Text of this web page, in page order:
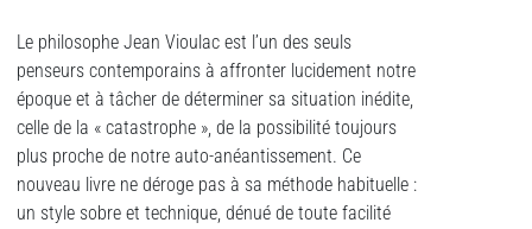
Le philosophe Jean Vioulac est l’un des seuls
penseurs contemporains à affronter lucidement notre
époque et à tâcher de déterminer sa situation inédite,
celle de la « catastrophe », de la possibilité toujours
plus proche de notre auto-anéantissement. Ce
nouveau livre ne déroge pas à sa méthode habituelle :
un style sobre et technique, dénué de toute facilité